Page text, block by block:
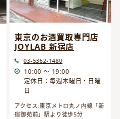
東京のお酒買取専門店
JOYLAB 新宿店
03-5362-1480
10:00 ～ 19:00
定休日：毎週木曜日・日曜
日
アクセス:東京メトロ丸ノ内線「新
宿御苑前」駅より徒歩5分